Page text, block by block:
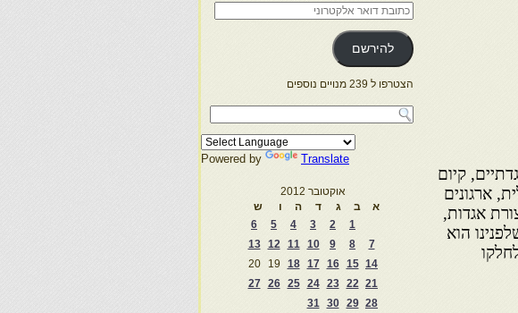
קיום
ארגונים
אגדות,
הוא
כתובת
דואר
אלקטרוני
להירשם
הצטרפו ל 239 מנויים נוספים
Powered by Translate
אוקטובר 2012
א
ב ג ד ה ו
ש
1
2
3
4
5
6
7
8
9
10
11
12
13
14
15
16
17
18
19
20
21
22
23
24
25
26
27
28
29
30
31